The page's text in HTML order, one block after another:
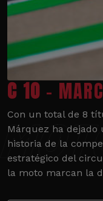
C 10 -
Con un total de 8
Márquez ha
historia de la
estratégico del
la moto marcan la